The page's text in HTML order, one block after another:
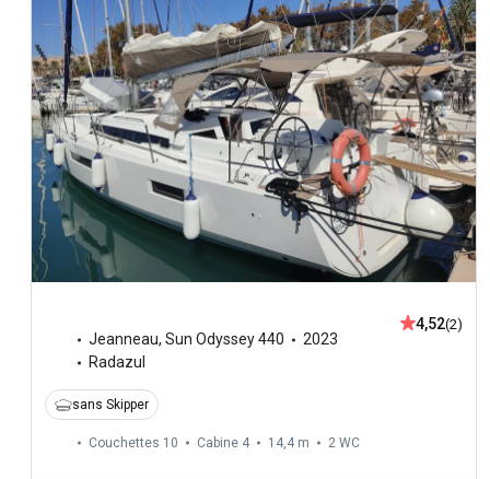
Jeanneau, Sun Odyssey 440
2023
Radazul
4,52(2)
sans Skipper
Couchettes 10 Cabine 4 14,4 m 2 WC